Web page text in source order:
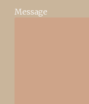
Message